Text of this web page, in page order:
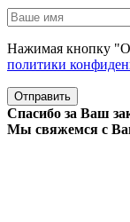
Нажимая кнопку
политики
Отправить
Спасибо за Ваш
Мы свяжемся с